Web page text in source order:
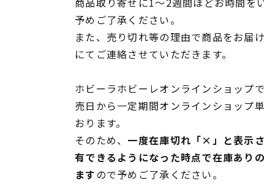
予めご了承ください。
また、売り切れ等の理由で商品をお届
にてご連絡させていただきます。
ホビーラホビーレオンラインショップ
売日から一定期間オンラインショップ
おります。
そのため、 一度在庫切れ「×」と表示
有できるようになった時点で在庫あり
ますので予めご了承ください。